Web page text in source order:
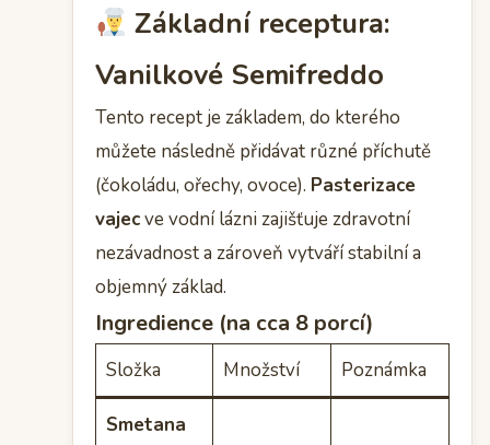
Základní receptura:
Vanilkové Semifreddo
Tento recept je základem, do kterého
můžete následně přidávat různé příchutě
(čokoládu, ořechy, ovoce). Pasterizace
vajecve vodní lázni zajišťuje zdravotní
nezávadnost a zároveň vytváří stabilní a
objemný základ.
Ingredience (na cca 8 porcí)
Složka Množství Poznámka
Smetana